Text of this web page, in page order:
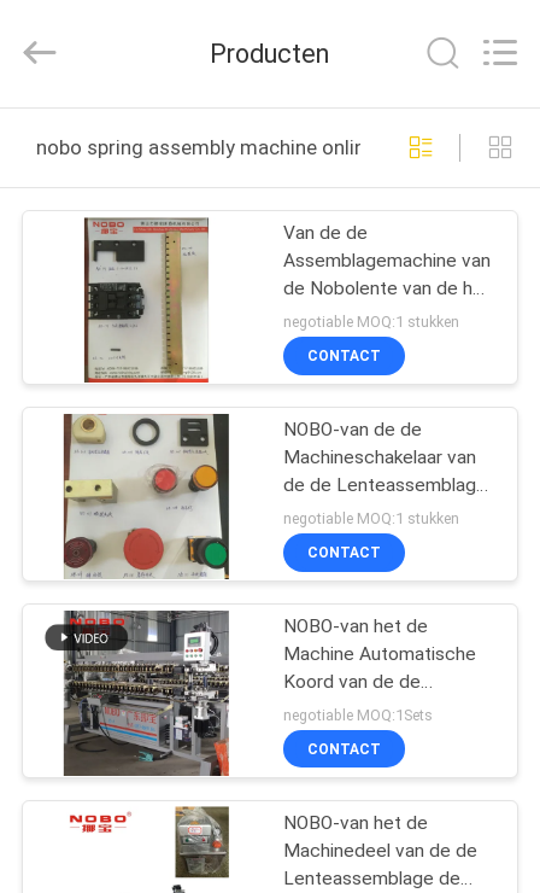
PRODUCTEN
OVER
FABRIEKSREIS
KWALITEITSCONTROLE
CONTACTEER
ONS
NIEUWS
ALLE
GEVALLEN
Rights
by
Producten
nobo spring assembly machine online fabricage
Van de de
Assemblagemachine van
de Nobolente van de het
Deellegering van de
Kokerhulpmiddelen de
Wisselstroomschakelaar
negotiable MOQ:1 stukken
CONTACT
NOBO-van de de
Machineschakelaar van
de de Lenteassemblage
de Indicator Lichte niet
Leider Regular Jaw
negotiable MOQ:1 stukken
CONTACT
NOBO-van het de
Machine Automatische
Koord van de de
Lenteassemblage de
Lentemachine
negotiable MOQ:1Sets
CONTACT
NOBO-van het de
Machinedeel van de de
Lenteassemblage de